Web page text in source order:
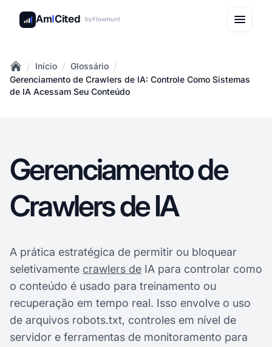
AmICited byFlowHunt
Home
/ Início / Glossário /
Gerenciamento de Crawlers de IA: Controle Como Sistemas
de IA Acessam Seu Conteúdo
Gerenciamento de
Crawlers de IA
A prática estratégica de permitir ou bloquear
seletivamente crawlers de IA para controlar como
o conteúdo é usado para treinamento ou
recuperação em tempo real. Isso envolve o uso
de arquivos robots.txt, controles em nível de
servidor e ferramentas de monitoramento para